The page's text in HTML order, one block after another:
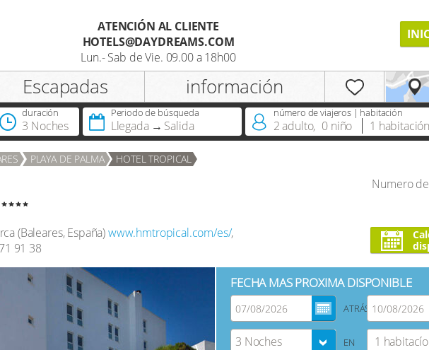
Registro
Titulo
¿Dispone ya de DreamCard?
ATENCIÓN AL CLIENTE
HOTELS@DAYDREAMS.COM
Lun.- Sab de Vie. 09.00 a 18h00
Escapadas información
duración
3 Noches
Periodo de búsqueda
Llegada Salida
número de viajeros | habitación
2 adulto, 0 niño 1 habitación
PLAYA DE PALMA HOTEL TROPICAL
Numero
(Baleares,España)www.hmtropical.com/es/,
91 38
FECHA MAS PROXIMA DISPONIBLE
ATRÁS
3 Noches EN